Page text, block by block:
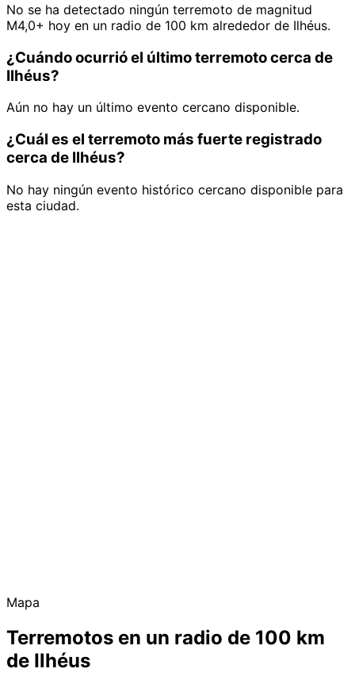
No se ha detectado ningún terremoto de magnitud
M4,0+ hoy en un radio de 100 km alrededor de Ilhéus.
¿Cuándo ocurrió el último terremoto cerca de
Ilhéus?
Aún no hay un último evento cercano disponible.
¿Cuál es el terremoto más fuerte registrado
cerca de Ilhéus?
No hay ningún evento histórico cercano disponible para
esta ciudad.
Mapa
Terremotos en un radio de 100 km
de Ilhéus